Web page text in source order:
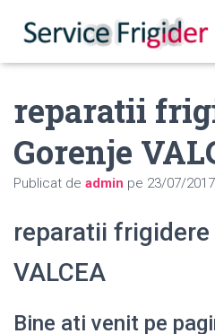
reparatii
Gorenje
Publicat de admin pe 23/07/2017
reparatii frigidere
VALCEA
Bine ati venit pe